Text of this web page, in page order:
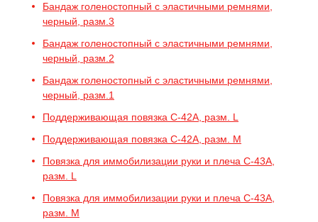
Бандаж голеностопный с эластичными ремнями,
черный, разм.3
Бандаж голеностопный с эластичными ремнями,
черный, разм.2
Бандаж голеностопный с эластичными ремнями,
черный, разм.1
Поддерживающая повязка C-42A, разм. L
Поддерживающая повязка C-42A, разм. M
Повязка для иммобилизации руки и плеча C-43A,
разм. L
Повязка для иммобилизации руки и плеча C-43A,
разм. M